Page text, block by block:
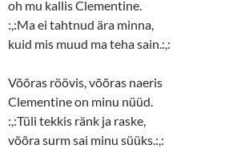
oh mu kallis Clementine.
:,:Ma ei tahtnud ära minna,
kuid mis muud ma teha sain.:,:
Võõras röövis, võõras naeris
Clementine on minu nüüd.
:,:Tüli tekkis ränk ja raske,
võõra surm sai minu süüks.:,: